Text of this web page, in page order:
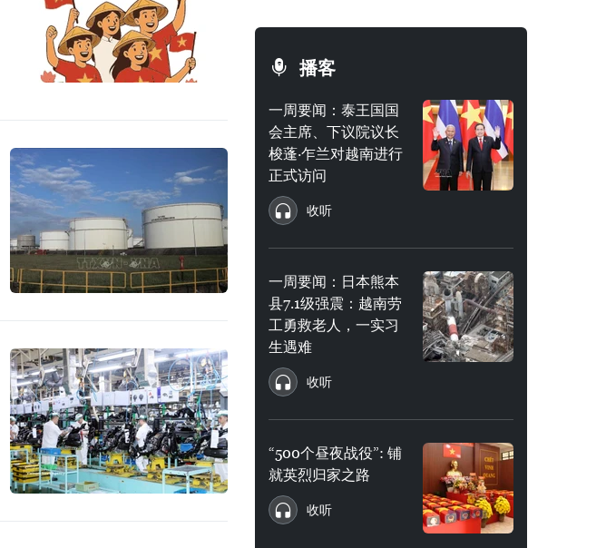
播客
一周要闻：泰王国国
会主席、下议院议长
梭蓬·乍兰对越南进行
正式访问
收听
一周要闻：日本熊本
县7.1级强震：越南劳
工勇救老人，一实习
生遇难
收听
“500个昼夜战役”: 铺
就英烈归家之路
收听